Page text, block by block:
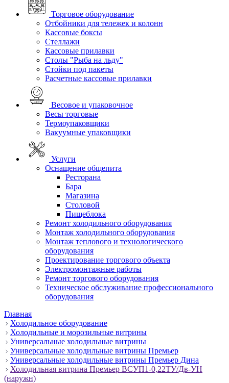
Торговое оборудование
Отбойники для тележек и колонн
Кассовые боксы
Стеллажи
Кассовые прилавки
Столы "Рыба на льду"
Стойки под пакеты
Расчетные кассовые прилавки
Весовое и упаковочное
Весы торговые
Термоупаковщики
Вакуумные упаковщики
Услуги
Оснащение общепита
Ресторана
Бара
Магазина
Столовой
Пищеблока
Ремонт холодильного оборудования
Монтаж холодильного оборудования
Монтаж теплового и технологического
оборудования
Проектирование торгового объекта
Электромонтажные работы
Ремонт торгового оборудования
Техническое обслуживание профессионального
оборудования
Главная
Холодильное оборудование
Холодильные и морозильные витрины
Универсальные холодильные витрины
Универсальные холодильные витрины Премьер
Универсальные холодильные витрины Премьер Дина
Холодильная витрина Премьер ВСУП1-0,22ТУ/Дв-УН
(наружн)